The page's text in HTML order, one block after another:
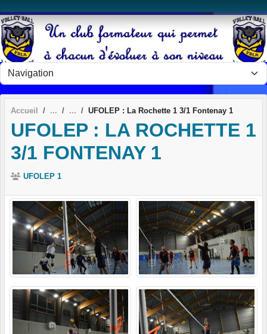
Accueil UFOLEP : La Rochette 1 3/1 Fontenay 1
UFOLEP : LA ROCHETTE 1
3/1 FONTENAY 1
UFOLEP 1